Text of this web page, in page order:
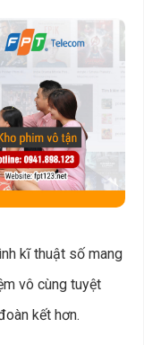
kĩ thuật số mang
vô cùng tuyệt
kết hơn.